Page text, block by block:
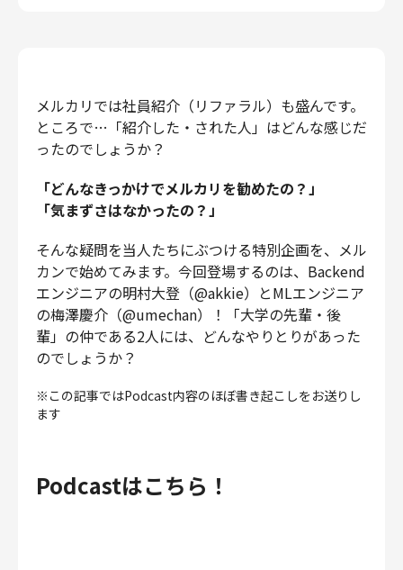
事業開発
カスタマーサービス
マーケティング・PR
プロダクトマネジメント
データアナリティクス
プロダクトデザイン
クリエイティブ
コーポレート
財務・経理
法務
メルカリでは社員紹介（リファラル）も盛んです。
ところで…「紹介した・された人」はどんな感じだ
ったのでしょうか？
「どんなきっかけでメルカリを勧めたの？」
「気まずさはなかったの？」
そんな疑問を当人たちにぶつける特別企画を、メル
カンで始めてみます。今回登場するのは、Backend
エンジニアの明村大登（@akkie）とMLエンジニア
の梅澤慶介（@umechan）！「大学の先輩・後
輩」の仲である2人には、どんなやりとりがあった
のでしょうか？
※この記事ではPodcast内容のほぼ書き起こしをお送りし
ます
Podcastはこちら！